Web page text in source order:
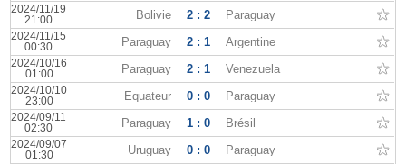
2024/11/19
21:00
Bolivie 2 : 2 Paraguay
2024/11/15
00:30
Paraguay 2 : 1 Argentine
2024/10/16
01:00
Paraguay 2 : 1 Venezuela
2024/10/10
23:00
Équateur 0 : 0 Paraguay
2024/09/11
02:30
Paraguay 1 : 0 Brésil
2024/09/07
01:30
Uruguay 0 : 0 Paraguay